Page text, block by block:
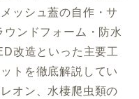
ッシュ蓋の自作・サ
ンドフォーム・防水
改造といった主要工
トを徹底解説してい
オン、水棲爬虫類の